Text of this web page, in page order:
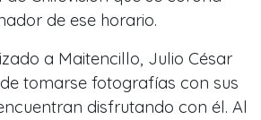
de ese horario.
a Maitencillo, Julio César
tomarse fotografías con sus
disfrutando con él. Al